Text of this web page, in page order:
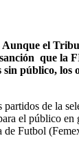
Aunque el
que la
sin público, los
partidos de la
el público en
de Futbol